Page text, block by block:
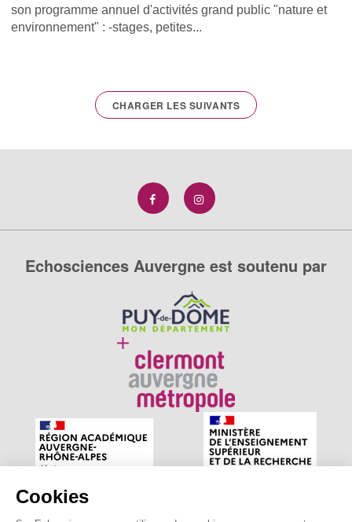
Cookies
son programme annuel d'activités grand public "nature et
environnement" : -stages, petites...
CHARGER LES SUIVANTS
Echosciences Auvergne est soutenu par